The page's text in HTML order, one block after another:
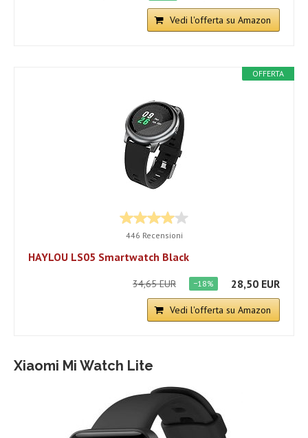
Vedi l'offerta su Amazon
OFFERTA
446 Recensioni
HAYLOU LS05 Smartwatch Black
34,65 EUR −18% 28,50 EUR
Vedi l'offerta su Amazon
Xiaomi Mi Watch Lite